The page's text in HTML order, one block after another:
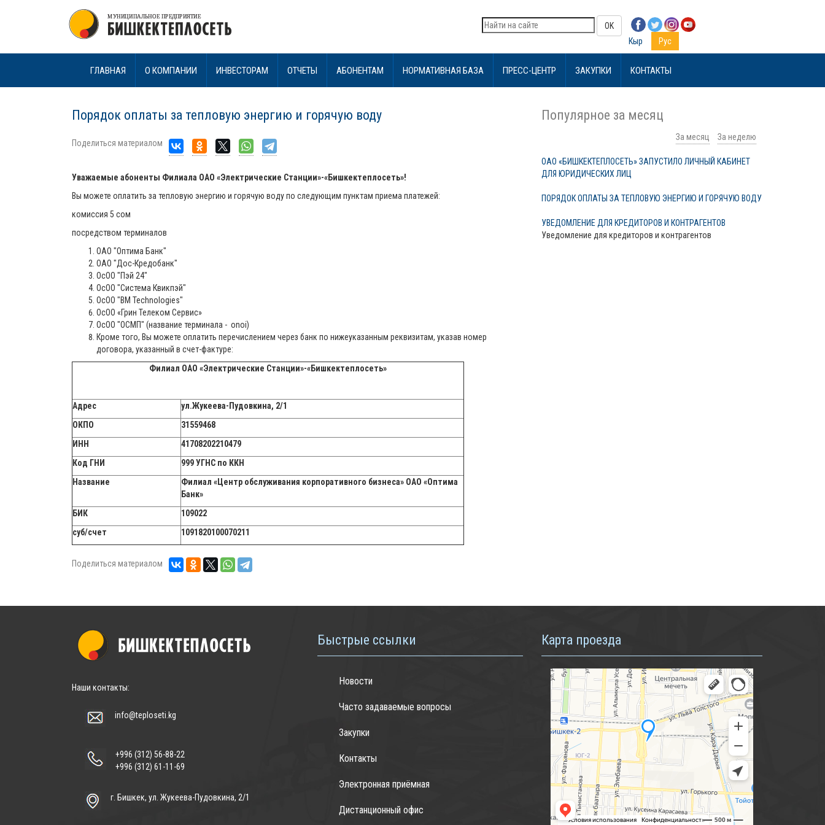
OK
Кыр
Рус
ГЛАВНАЯ О КОМПАНИИ ИНВЕСТОРАМ ОТЧЕТЫ АБОНЕНТАМ НОРМАТИВНАЯ БАЗА ПРЕСС-ЦЕНТР ЗАКУПКИ КОНТАКТЫ
Порядок оплаты за тепловую энергию и горячую воду
Поделиться материалом
Уважаемые абоненты Филиала ОАО «Электрические Станции»-«Бишкектеплосеть»!
Вы можете оплатить за тепловую энергию и горячую воду по следующим пунктам приема платежей:
комиссия 5 сом
посредством терминалов
ОАО "Оптима Банк"
ОАО "Дос-Кредобанк"
ОсОО "Пэй 24"
ОсОО "Система Квикпэй"
ОсОО "BM Technologies"
ОсОО «Грин Телеком Сервис»
ОсОО "ОСМП" (название терминала - onoi)
Кроме того, Вы можете оплатить перечислением через банк по нижеуказанным реквизитам, указав номер
договора, указанный в счет-фактуре:
Филиал ОАО «Электрические Станции»-«Бишкектеплосеть»
Адрес
ул.Жукеева-Пудовкина, 2/1
ОКПО
31559468
ИНН
41708202210479
Код ГНИ
999 УГНС по ККН
Название
Филиал «Центр обслуживания корпоративного бизнеса» ОАО «Оптима
Банк»
БИК
109022
суб/счет
1091820100070211
Поделиться материалом
Популярное за месяц
За месяц За неделю
ОАО «БИШКЕКТЕПЛОСЕТЬ» ЗАПУСТИЛО ЛИЧНЫЙ КАБИНЕТ
ДЛЯ ЮРИДИЧЕСКИХ ЛИЦ
ПОРЯДОК ОПЛАТЫ ЗА ТЕПЛОВУЮ ЭНЕРГИЮ И ГОРЯЧУЮ ВОДУ
УВЕДОМЛЕНИЕ ДЛЯ КРЕДИТОРОВ И КОНТРАГЕНТОВ
Уведомление для кредиторов и контрагентов
Наши контакты:
info@teploseti.kg
+996 (312) 56-88-22
+996 (312) 61-11-69
г. Бишкек, ул. Жукеева-Пудовкина, 2/1
Быстрые ссылки
Новости
Часто задаваемые вопросы
Закупки
Контакты
Электронная приёмная
Дистанционный офис
Карта проезда